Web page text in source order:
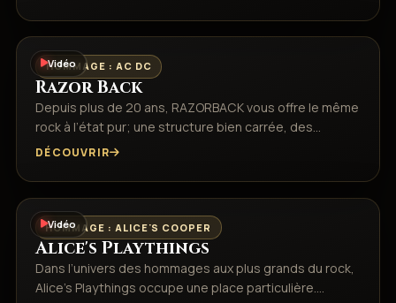
Vidéo
HOMMAGE : AC DC
Razor Back
Depuis plus de 20 ans, RAZORBACK vous offre le même
rock à l’état pur; une structure bien carrée, des…
DÉCOUVRIR
Vidéo
HOMMAGE : ALICE'S COOPER
Alice's Playthings
Dans l’univers des hommages aux plus grands du rock,
Alice’s Playthings occupe une place particulière.…